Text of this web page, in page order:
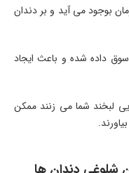
بوجود می آید و بر دندان
داده شده و باعث ایجاد
لبخند شما می زنند ممکن